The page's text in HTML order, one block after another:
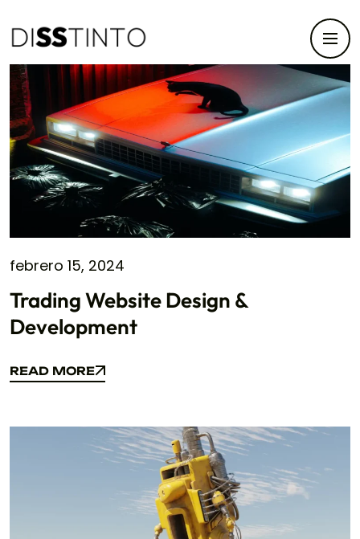
febrero 15, 2024
Trading Website Design &
Development
READ MORE
READ MORE